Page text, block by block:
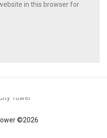
in this browser for
©2026